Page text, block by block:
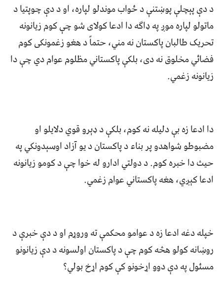
د دې پېچلې پوښتنې د ځواب موندلو لپاره، او د دې چوپتیا د
ماتولو لپاره موږ په ډاګه دا ادعا کولای شو چې کوم زیانونه
تحریک طالبان پاکستان نه مني، حتماً د هغو زغمونکی کوم
فضائي مخلوق نه دی، بلکې پاکستاني مظلوم عوام دي چې دا
زیانونه زغمي.
دا ادعا زه بې دلیله نه کوم، بلکې د ډېرو قوي دلایلو او
مضبوطو شواهدو پر بناء د پاکستان د یو آزاد اوسېدونکي په
حیث دا خبره کوم. د دولتي ادارو له خوا چې د کومو زیانونه
ادعا کېږي، هغه پاکستاني عوام زغمي.
خپله دغه ادعا زه د عوامو محکمې ته وروړم او د دې خبرې د
روښانه کولو هڅه کوم چې د پاکستان اولسونه د دې زیانونو
مسئول په دې دوو اړخونو کې کوم اړخ بولي؟